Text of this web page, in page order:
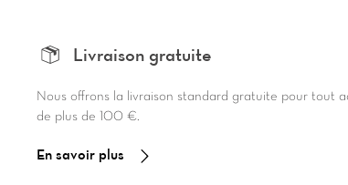
Livraison gratuite
Nous offrons la livraison standard gratuite pour tout
de plus de 100 €.
En savoir plus